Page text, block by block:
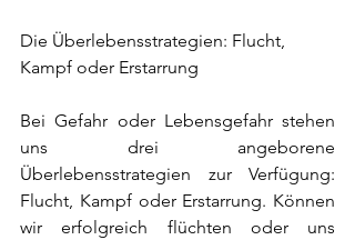
​Die Überlebensstrategien: Flucht,
Kampf oder Erstarrung
Bei Gefahr oder Lebensgefahr stehen
uns drei angeborene
Überlebensstrategien zur Verfügung:
Flucht, Kampf oder Erstarrung. Können
wir erfolgreich flüchten oder uns